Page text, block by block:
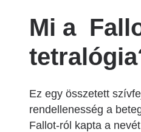
Mi a
Ez egy összetett
rendellenesség a
Fallot-ról kapta a